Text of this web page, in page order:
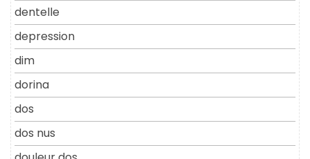
dentelle
depression
dim
dorina
dos
dos nus